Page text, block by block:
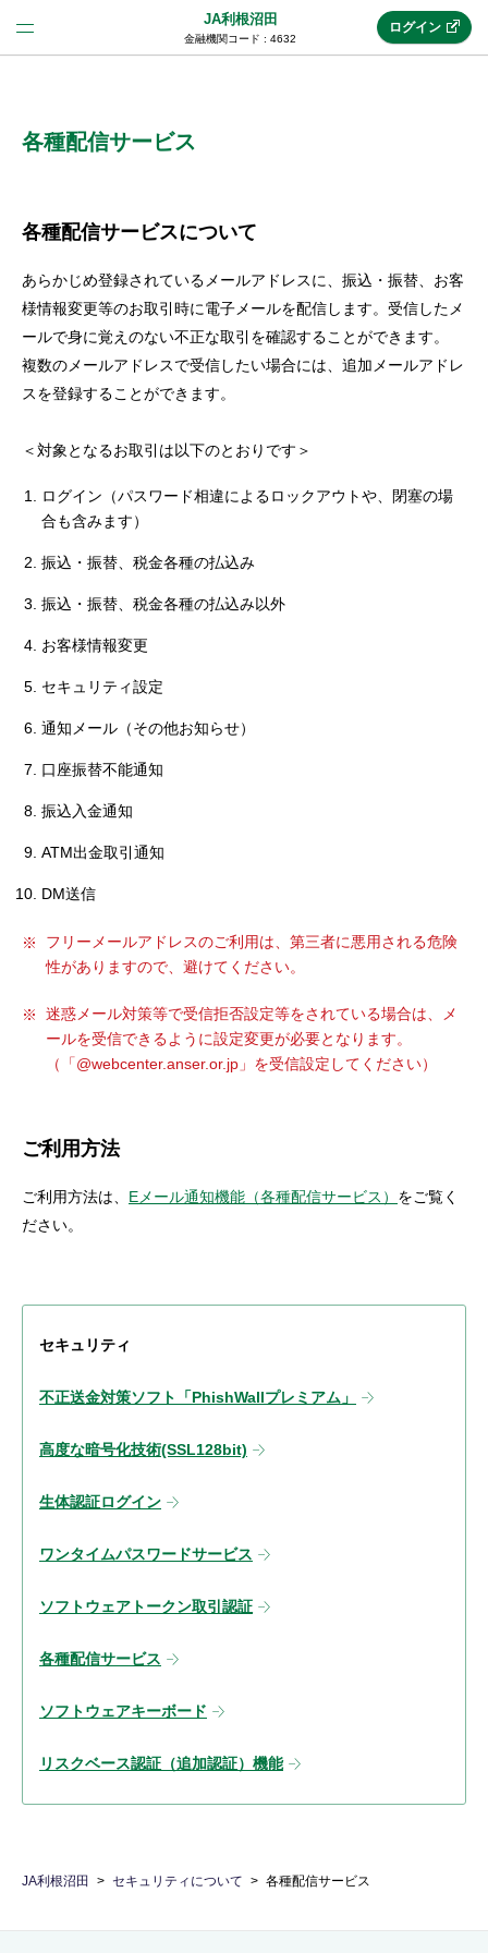
JA利根沼田
金融機関コード : 4632
(法人JAネットバンク)
メリット
セキュリティ
使い方
困った時は
ログイン
各種配信サービス
各種配信サービスについて
あらかじめ登録されているメールアドレスに、振込・振替、お客
様情報変更等のお取引時に電子メールを配信します。受信したメ
ールで身に覚えのない不正な取引を確認することができます。
複数のメールアドレスで受信したい場合には、追加メールアドレ
スを登録することができます。
＜対象となるお取引は以下のとおりです＞
ログイン（パスワード相違によるロックアウトや、閉塞の場
合も含みます）
振込・振替、税金各種の払込み
振込・振替、税金各種の払込み以外
お客様情報変更
セキュリティ設定
通知メール（その他お知らせ）
口座振替不能通知
振込入金通知
ATM出金取引通知
DM送信
フリーメールアドレスのご利用は、第三者に悪用される危険
性がありますので、避けてください。
迷惑メール対策等で受信拒否設定等をされている場合は、メ
ールを受信できるように設定変更が必要となります。
（「@webcenter.anser.or.jp」を受信設定してください）
ご利用方法
ご利用方法は、 Eメール通知機能（各種配信サービス） をご覧く
ださい。
セキュリティ
不正送金対策ソフト「PhishWallプレミアム」
高度な暗号化技術(SSL128bit)
生体認証ログイン
ワンタイムパスワードサービス
ソフトウェアトークン取引認証
各種配信サービス
ソフトウェアキーボード
リスクベース認証（追加認証）機能
JA利根沼田 セキュリティについて 各種配信サービス